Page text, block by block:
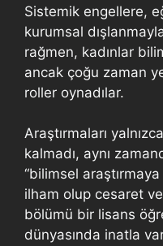
Sistemik engellere,
kurumsal
rağmen, kadınlar
ancak çoğu zaman
roller oynadılar.
Araştırmaları
kalmadı, aynı
“bilimsel
ilham olup cesaret
bölümü bir lisans
dünyasında inatla